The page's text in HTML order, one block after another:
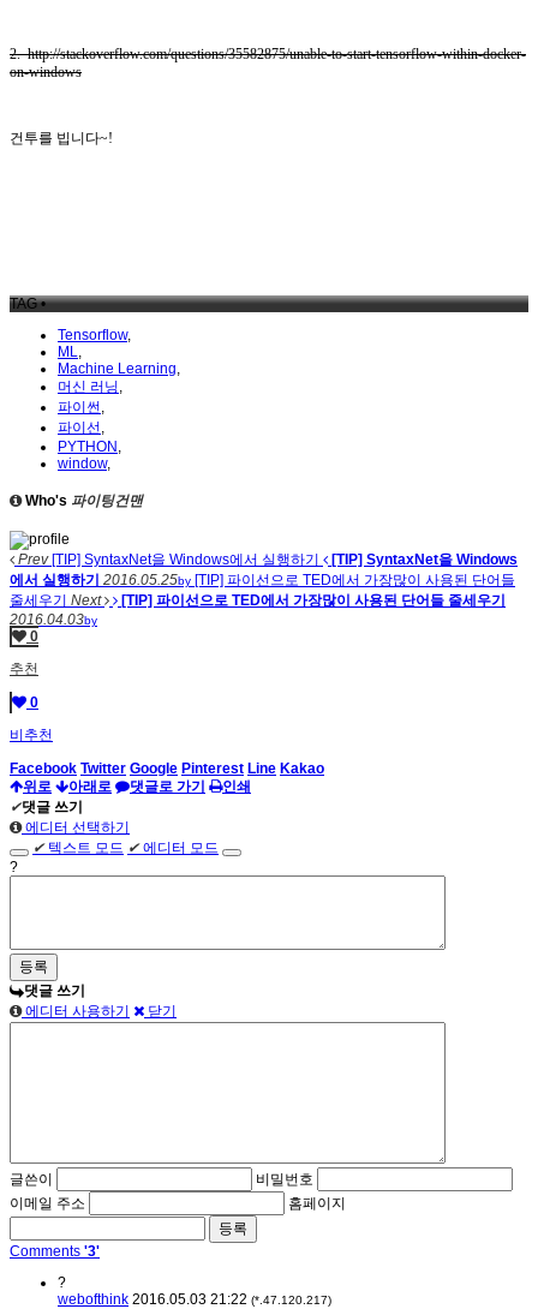
2. http://stackoverflow.com/questions/35582875/unable-to-start-tensorflow-within-docker-
on-windows
건투를 빕니다~!
TAG •
Tensorflow,
ML,
Machine Learning,
머신 러닝,
파이썬,
파이선,
PYTHON ,
window,
Who's 파이팅건맨
Prev[TIP] SyntaxNet을 Windows에서 실행하기
[TIP] SyntaxNet을 Windows
에서 실행하기 2016.05.25by [TIP] 파이선으로 TED에서 가장많이 사용된 단어들
줄세우기 Next
[TIP] 파이선으로 TED에서 가장많이 사용된 단어들 줄세우기
2016.04.03by
0
추천
0
비추천
Facebook Twitter Google Pinterest Line Kakao
위로
아래로 댓글로 가기
인쇄
✔댓글 쓰기
에디터 선택하기
✔ 텍스트 모드 ✔에디터 모드
?
댓글 쓰기
에디터 사용하기
닫기
글쓴이
비밀번호
이메일 주소
홈페이지
Comments '3'
?
webofthink 2016.05.03 21:22 (*.47.120.217)